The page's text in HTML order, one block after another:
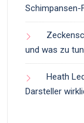
Schimpansen-
und was zu
Heath
Darsteller